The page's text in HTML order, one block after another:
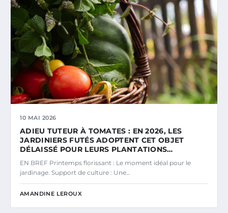
10 MAI 2026
ADIEU TUTEUR À TOMATES : EN 2026, LES
JARDINIERS FUTÉS ADOPTENT CET OBJET
DÉLAISSÉ POUR LEURS PLANTATIONS…
EN BREF Printemps florissant : Le moment idéal pour le
jardinage. Support de culture : Une…
AMANDINE LEROUX